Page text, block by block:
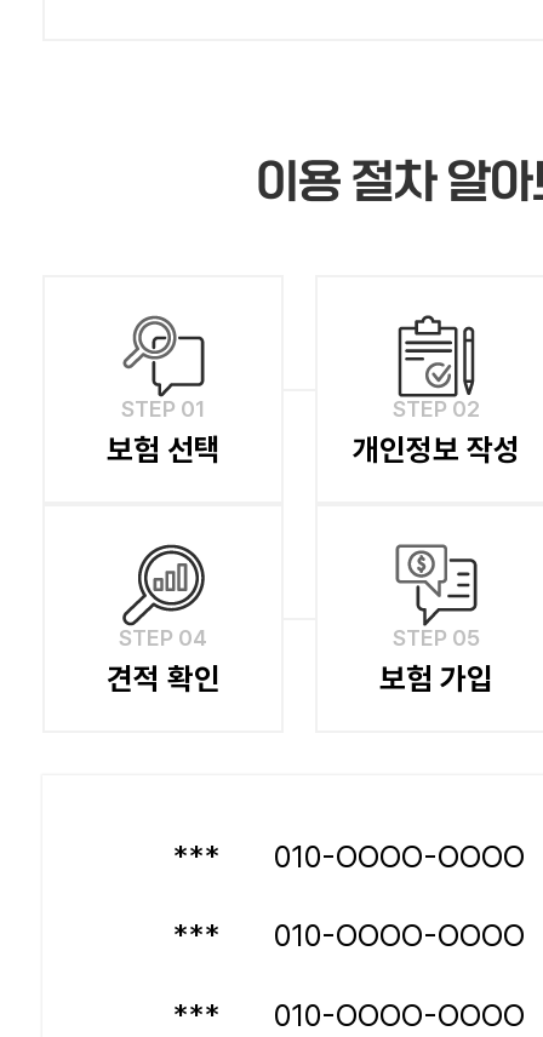
이용 절차 알
STEP 01
보험 선택
STEP 02
개인정보 작성
STEP 04
견적 확인
STEP 05
보험 가입
*** 010-OOOO-OOOO
*** 010-OOOO-OOOO
*** 010-OOOO-OOOO
*** 010-OOOO-OOOO
*** 010-OOOO-OOOO
*** 010-OOOO-OOOO
*** 010-OOOO-OOOO